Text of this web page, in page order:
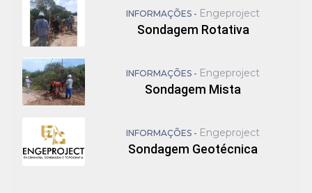
INFORMAÇÕES - Engeproject
Sondagem Rotativa
INFORMAÇÕES - Engeproject
Sondagem Mista
INFORMAÇÕES - Engeproject
Sondagem Geotécnica